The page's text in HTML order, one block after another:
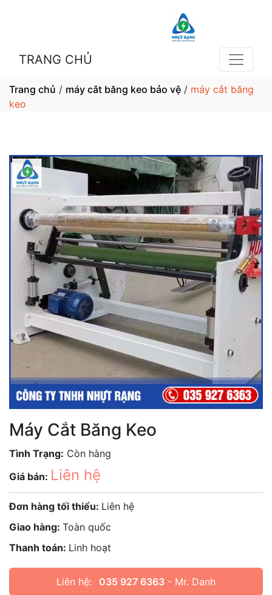
TRANG CHỦ
Trang chủ / máy cắt băng keo bảo vệ / máy cắt băng
keo
Máy Cắt Băng Keo
Tình Trạng: Còn hàng
Giá bán: Liên hệ
Đơn hàng tối thiểu: Liên hệ
Giao hàng: Toàn quốc
Thanh toán: Linh hoạt
Liên hệ: 035 927 6363 - Mr. Danh